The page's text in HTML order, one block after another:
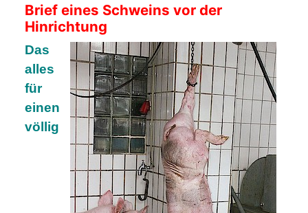
Brief eines Schweins vor der
Hinrichtung
Das
alles
für
einen
völlig